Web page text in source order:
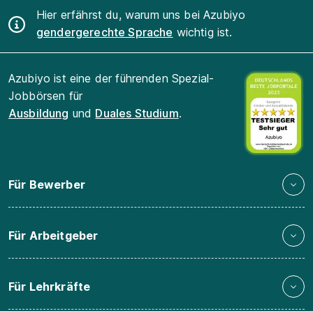
Hier erfährst du, warum uns bei Azubiyo
gendergerechte Sprache wichtig ist.
Azubiyo ist eine der führenden Spezial-
Jobbörsen für
Ausbildung und Duales Studium.
Für Bewerber
Für Arbeitgeber
Für Lehrkräfte